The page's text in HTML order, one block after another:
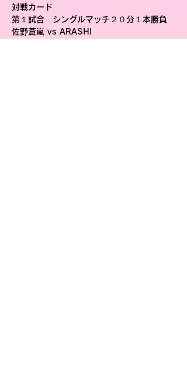
対戦カード
第１試合　シングルマッチ２０分１本勝負
佐野蒼嵐 vs ARASHI